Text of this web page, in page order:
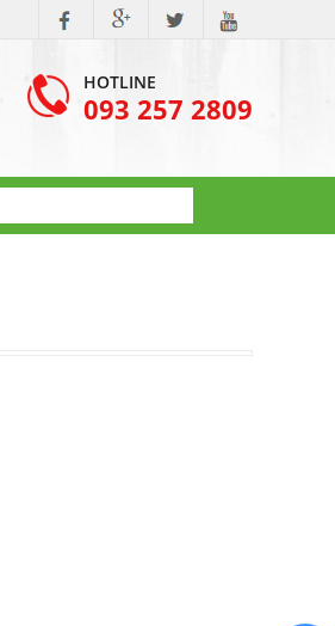
DĨ AN - THUẬN AN (BÌNH DƯƠNG),
HOTLINE
093 257 2809